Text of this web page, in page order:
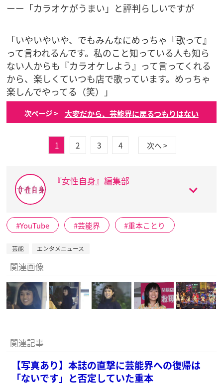
ーー「カラオケがうまい」と評判らしいですが
「いやいやいや、でもみんなにめっちゃ『歌って』
って言われるんです。私のこと知っている人も知ら
ない人からも『カラオケしよう』って言ってくれる
から、楽しくていつも店で歌っています。めっちゃ
楽しんでやってる（笑）」
次ページ > 大変だから、芸能界に戻るつもりはない
1 2 3 4 次へ >
『女性自身』編集部
YouTube 芸能界 重本ことり
芸能 エンタメニュース
関連画像
関連記事
【写真あり】本誌の直撃に芸能界への復帰は
「ないです」と否定していた重本